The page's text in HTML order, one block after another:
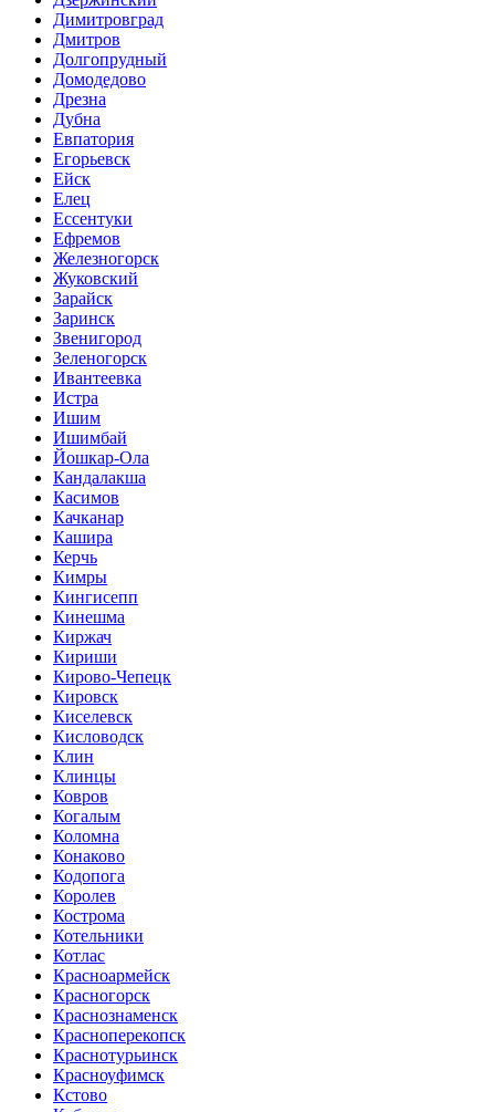
Димитровград
Дмитров
Долгопрудный
Домодедово
Дрезна
Дубна
Евпатория
Егорьевск
Ейск
Елец
Ессентуки
Ефремов
Железногорск
Жуковский
Зарайск
Заринск
Звенигород
Зеленогорск
Ивантеевка
Истра
Ишим
Ишимбай
Йошкар-Ола
Кандалакша
Касимов
Качканар
Кашира
Керчь
Кимры
Кингисепп
Кинешма
Киржач
Кириши
Кирово-Чепецк
Кировск
Киселевск
Кисловодск
Клин
Клинцы
Ковров
Когалым
Коломна
Конаково
Кодопога
Королев
Кострома
Котельники
Котлас
Красноармейск
Красногорск
Краснознаменск
Красноперекопск
Краснотурьинск
Красноуфимск
Кстово